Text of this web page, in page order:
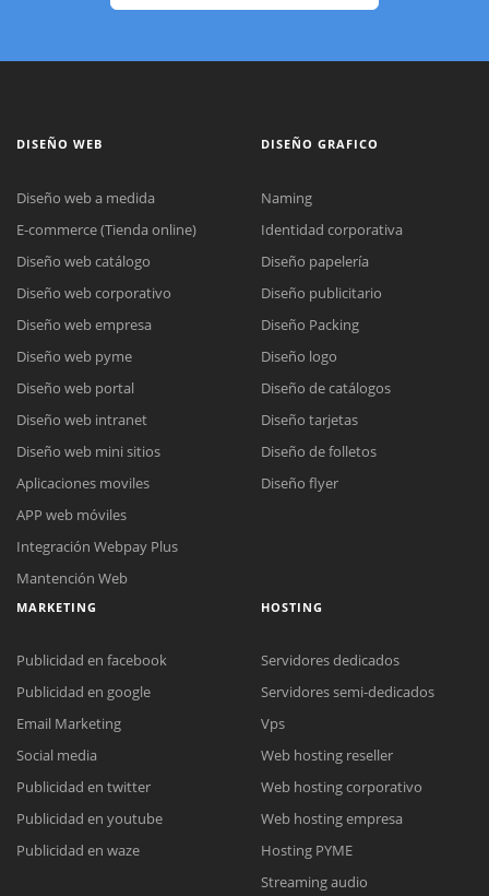
Reunión online
Meet para la reunión online.
Cotización
Chat Online
Todos nuestros ejecutivos están fuera de línea. Complete el formulario
DISEÑO WEB
Diseño web a medida
E-commerce (Tienda online)
Diseño web catálogo
Diseño web corporativo
Diseño web empresa
Diseño web pyme
Diseño web portal
Diseño web intranet
Diseño web mini sitios
Aplicaciones moviles
APP web móviles
Integración Webpay Plus
Mantención Web
DISEÑO GRAFICO
Naming
Identidad corporativa
Diseño papelería
Diseño publicitario
Diseño Packing
Diseño logo
Diseño de catálogos
Diseño tarjetas
Diseño de folletos
Diseño flyer
MARKETING
Publicidad en facebook
Publicidad en google
Email Marketing
Social media
Publicidad en twitter
Publicidad en youtube
Publicidad en waze
HOSTING
Servidores dedicados
Servidores semi-dedicados
Vps
Web hosting reseller
Web hosting corporativo
Web hosting empresa
Hosting PYME
Streaming audio